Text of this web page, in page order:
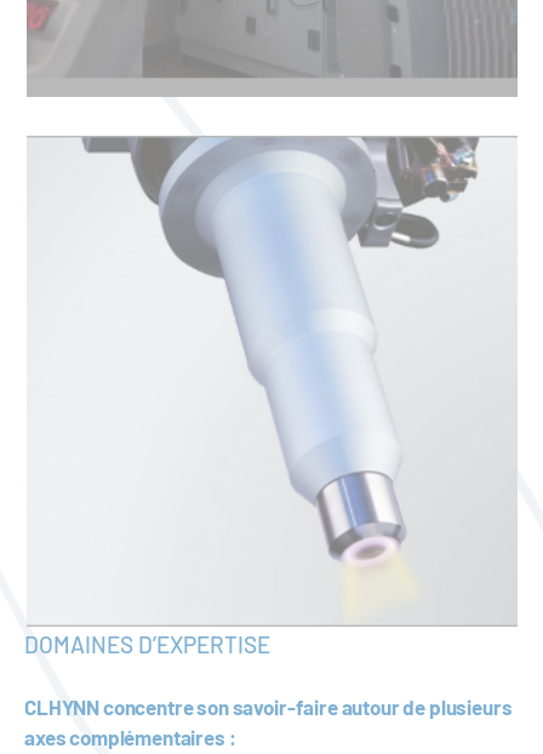
DOMAINES D’EXPERTISE
CLHYNN concentre son savoir-faire autour de plusieurs
axes complémentaires :